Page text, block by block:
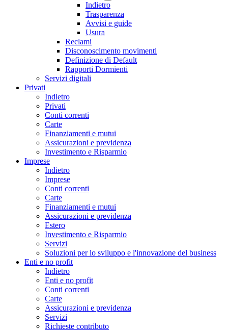
Indietro
Trasparenza
Avvisi e guide
Usura
Reclami
Disconoscimento movimenti
Definizione di Default
Rapporti Dormienti
Servizi digitali
Privati
Indietro
Privati
Conti correnti
Carte
Finanziamenti e mutui
Assicurazioni e previdenza
Investimento e Risparmio
Imprese
Indietro
Imprese
Conti correnti
Carte
Finanziamenti e mutui
Assicurazioni e previdenza
Estero
Investimento e Risparmio
Servizi
Soluzioni per lo sviluppo e l'innovazione del business
Enti e no profit
Indietro
Enti e no profit
Conti correnti
Carte
Assicurazioni e previdenza
Servizi
Richieste contributo